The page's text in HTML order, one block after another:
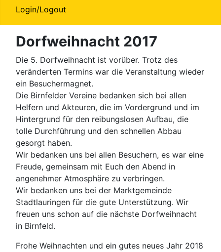
Login/Logout
Dorfweihnacht 2017
Die 5. Dorfweihnacht ist vorüber. Trotz des
veränderten Termins war die Veranstaltung wieder
ein Besuchermagnet.
Die Birnfelder Vereine bedanken sich bei allen
Helfern und Akteuren, die im Vordergrund und im
Hintergrund für den reibungslosen Aufbau, die
tolle Durchführung und den schnellen Abbau
gesorgt haben.
Wir bedanken uns bei allen Besuchern, es war eine
Freude, gemeinsam mit Euch den Abend in
angenehmer Atmosphäre zu verbringen.
Wir bedanken uns bei der Marktgemeinde
Stadtlauringen für die gute Unterstützung. Wir
freuen uns schon auf die nächste Dorfweihnacht
in Birnfeld.
Frohe Weihnachten und ein gutes neues Jahr 2018